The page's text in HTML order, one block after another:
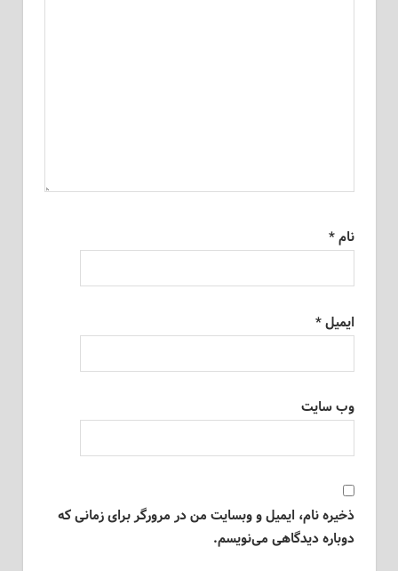
نام*
ایمیل*
وب‌ سایت
ذخیره نام، ایمیل و وبسایت من در مرورگر برای زمانی که
دوباره دیدگاهی می‌نویسم.